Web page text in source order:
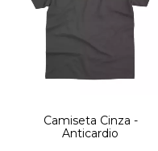
Camiseta Cinza -
Anticardio